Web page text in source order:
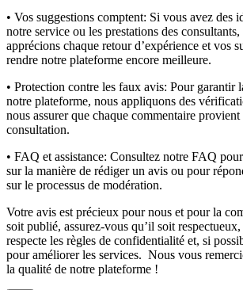
• Vos suggestions comptent: Si vous avez des
notre service ou les prestations des
apprécions chaque retour d’expérience et vos
rendre notre plateforme encore meilleure.
• Protection contre les faux avis: Pour garantir
notre plateforme, nous appliquons des
nous assurer que chaque commentaire
consultation.
• FAQ et assistance: Consultez notre FAQ
sur la manière de rédiger un avis ou pour
sur le processus de modération.
Votre avis est précieux pour nous et pour la
soit publié, assurez-vous qu’il soit
respecte les règles de confidentialité et, si
pour améliorer les services. Nous vous
la qualité de notre plateforme !